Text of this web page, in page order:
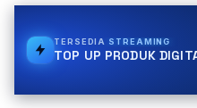
TERSEDIA BPJS
TOP UP PRODUK